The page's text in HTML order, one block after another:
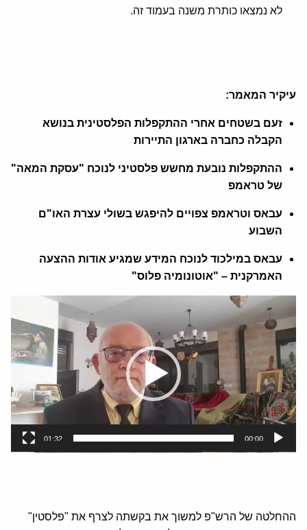
לא נמצאו כותרת משנה בעמוד זה.
עיקיר המאמר:
זעם בשטחים אחרי ההתקפלות הפלסטינית בנושא
הקבלה כחברה בארגון התיירות
ההתקפלות נובעת מחשש פלסטיני לנוכח "עסקת המאה"
של טראמפ
עבאס וטראמפ צפויים להיפגש בשולי עצרת האו"ם
השבוע
עבאס במילכוד לנוכח המידע שמגיע אודות ההצעה
האמרקנית – "אוטונומיה פלוס"
נגן
וידאו
00:00
01:32
ההחלטה של הרש"פ למשוך את בקשתה לצרף את "פלסטין"